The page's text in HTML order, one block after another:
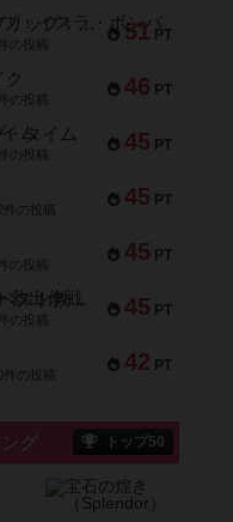
51 PT
キャプテン・フリップ：イスラ・ボンバ
の投稿
46 PT
の投稿
45 PT
・タイム
の投稿
45 PT
件の投稿
45 PT
の投稿
45 PT
Bitter End ブタペスト救出作戦
の投稿
42 PT
件の投稿
グ トップ50